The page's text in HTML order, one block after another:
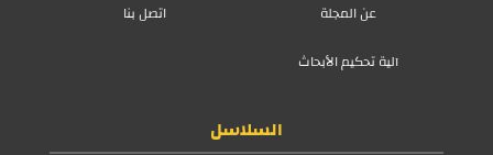
عن المجلة
اتصل بنا
آلية تحكيم الأبحاث
السلاسل